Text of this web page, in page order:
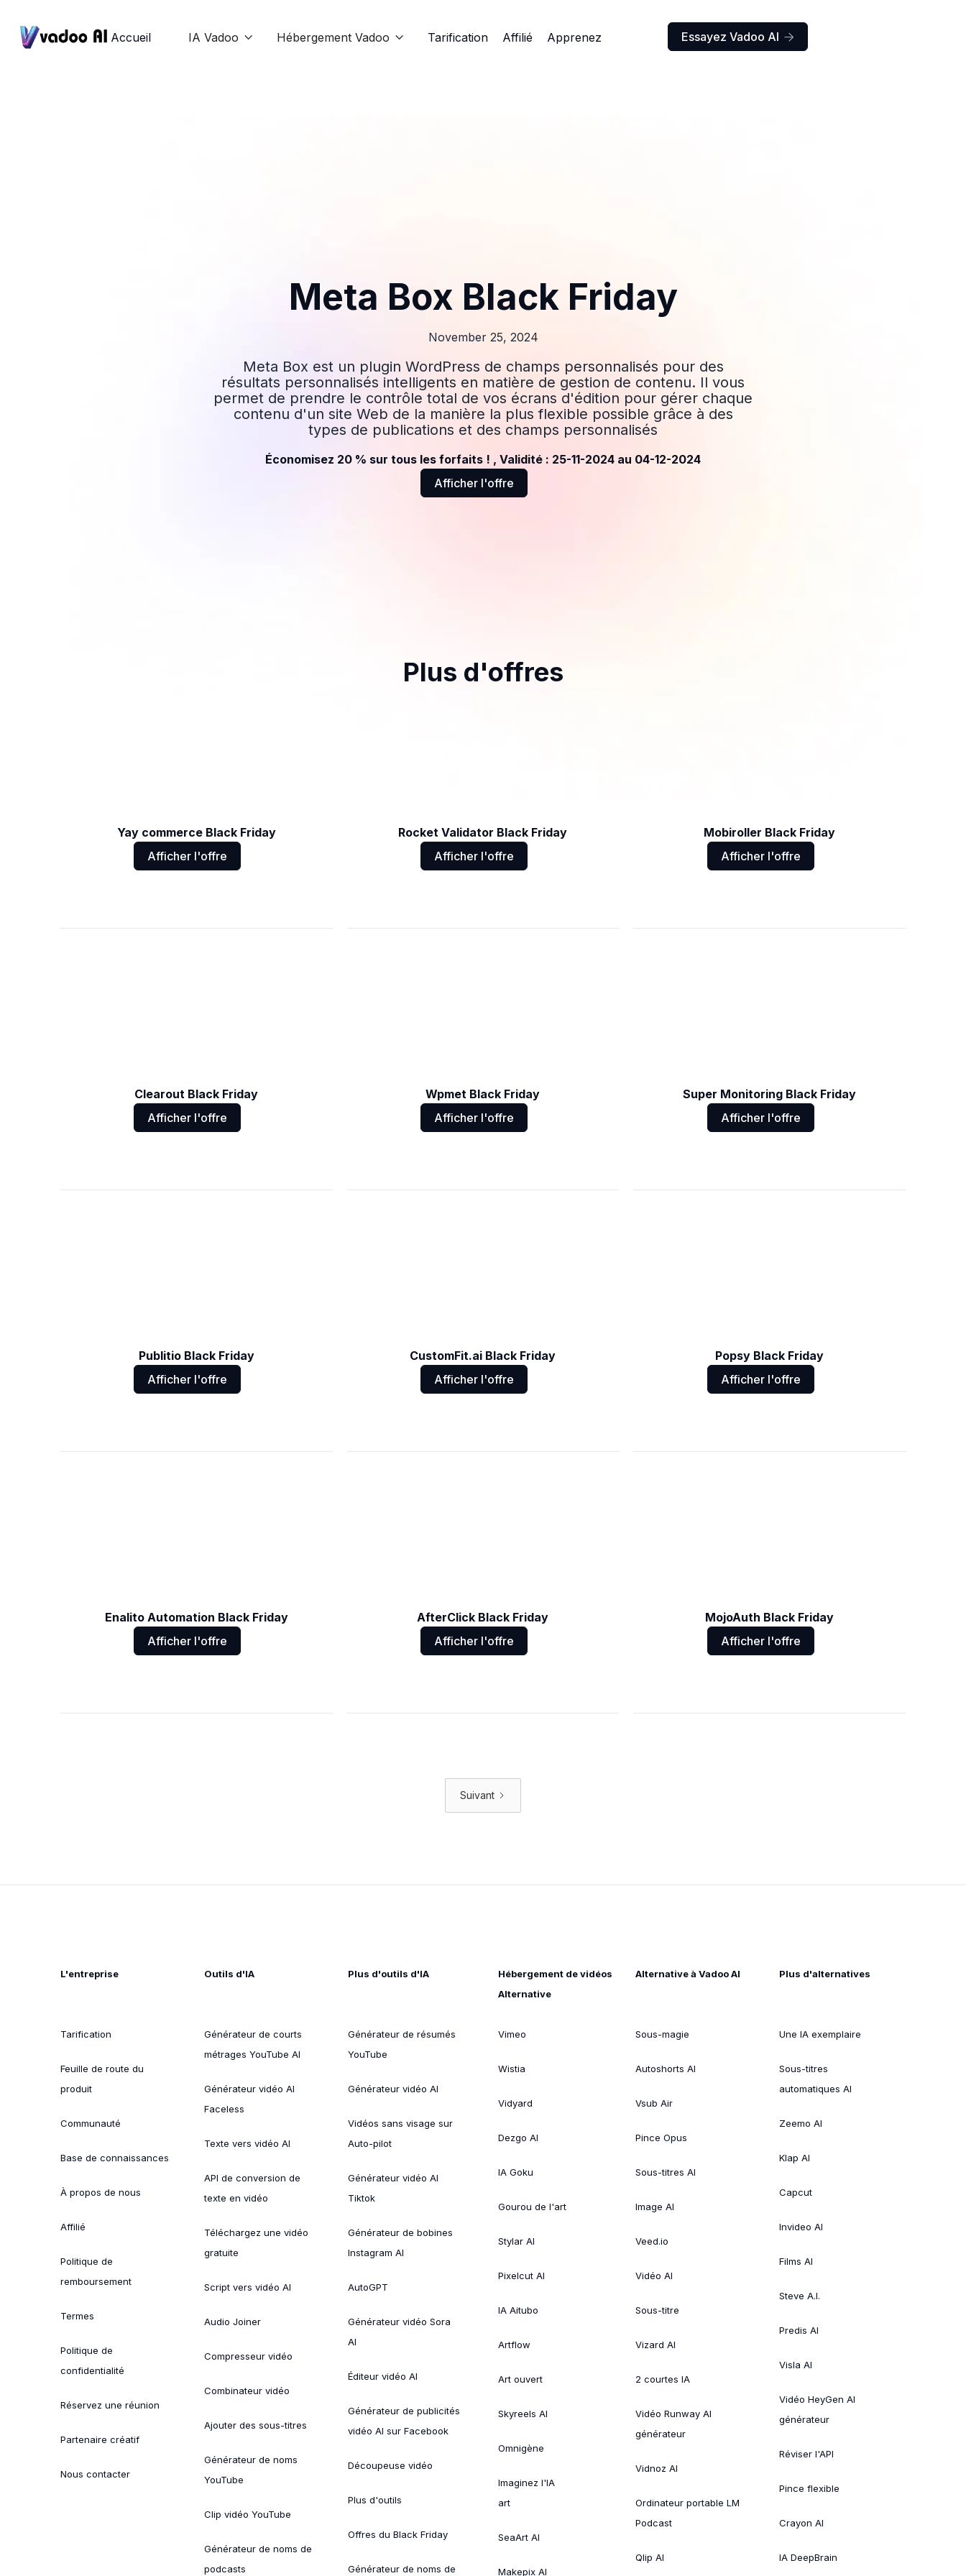
Accueil IA Vadoo  Hébergement Vadoo  Tarification Affilié Apprenez Essayez Vadoo AI 
Meta Box Black Friday
November 25, 2024
Meta Box est un plugin WordPress de champs personnalisés pour des
résultats personnalisés intelligents en matière de gestion de contenu. Il vous
permet de prendre le contrôle total de vos écrans d'édition pour gérer chaque
contenu d'un site Web de la manière la plus flexible possible grâce à des
types de publications et des champs personnalisés
Économisez 20 % sur tous les forfaits ! , Validité : 25-11-2024 au 04-12-2024
Afficher l'offre
Plus d'offres
Yay commerce Black Friday
Afficher l'offre
Rocket Validator Black Friday
Afficher l'offre
Mobiroller Black Friday
Afficher l'offre
Clearout Black Friday
Afficher l'offre
Wpmet Black Friday
Afficher l'offre
Super Monitoring Black Friday
Afficher l'offre
Publitio Black Friday
Afficher l'offre
CustomFit.ai Black Friday
Afficher l'offre
Popsy Black Friday
Afficher l'offre
Enalito Automation Black Friday
Afficher l'offre
AfterClick Black Friday
Afficher l'offre
MojoAuth Black Friday
Afficher l'offre
Suivant
L'entreprise
Tarification
Feuille de route du
produit
Communauté
Base de connaissances
À propos de nous
Affilié
Politique de
remboursement
Termes
Politique de
confidentialité
Réservez une réunion
Partenaire créatif
Nous contacter
Outils d'IA
Générateur de courts
métrages YouTube AI
Générateur vidéo AI
Faceless
Texte vers vidéo AI
API de conversion de
texte en vidéo
Téléchargez une vidéo
gratuite
Script vers vidéo AI
Audio Joiner
Compresseur vidéo
Combinateur vidéo
Ajouter des sous-titres
Générateur de noms
YouTube
Clip vidéo YouTube
Générateur de noms de
podcasts
Plus d'outils d'IA
Générateur de résumés
YouTube
Générateur vidéo AI
Vidéos sans visage sur
Auto-pilot
Générateur vidéo AI
Tiktok
Générateur de bobines
Instagram AI
AutoGPT
Générateur vidéo Sora
AI
Éditeur vidéo AI
Générateur de publicités
vidéo AI sur Facebook
Découpeuse vidéo
Plus d'outils
Offres du Black Friday
Générateur de noms de
Hébergement de vidéos
Alternative
Vimeo
Wistia
Vidyard
Dezgo AI
IA Goku
Gourou de l'art
Stylar AI
Pixelcut AI
IA Aitubo
Artflow
Art ouvert
Skyreels AI
Omnigène
Imaginez l'IA
art
SeaArt AI
Makepix AI
Alternative à Vadoo AI
Sous-magie
Autoshorts AI
Vsub Air
Pince Opus
Sous-titres AI
Image AI
Veed.io
Vidéo AI
Sous-titre
Vizard AI
2 courtes IA
Vidéo Runway AI
générateur
Vidnoz AI
Ordinateur portable LM
Podcast
Qlip AI
Plus d'alternatives
Une IA exemplaire
Sous-titres
automatiques AI
Zeemo AI
Klap AI
Capcut
Invideo AI
Films AI
Steve A.I.
Predis AI
Visla AI
Vidéo HeyGen AI
générateur
Réviser l'API
Pince flexible
Crayon AI
IA DeepBrain